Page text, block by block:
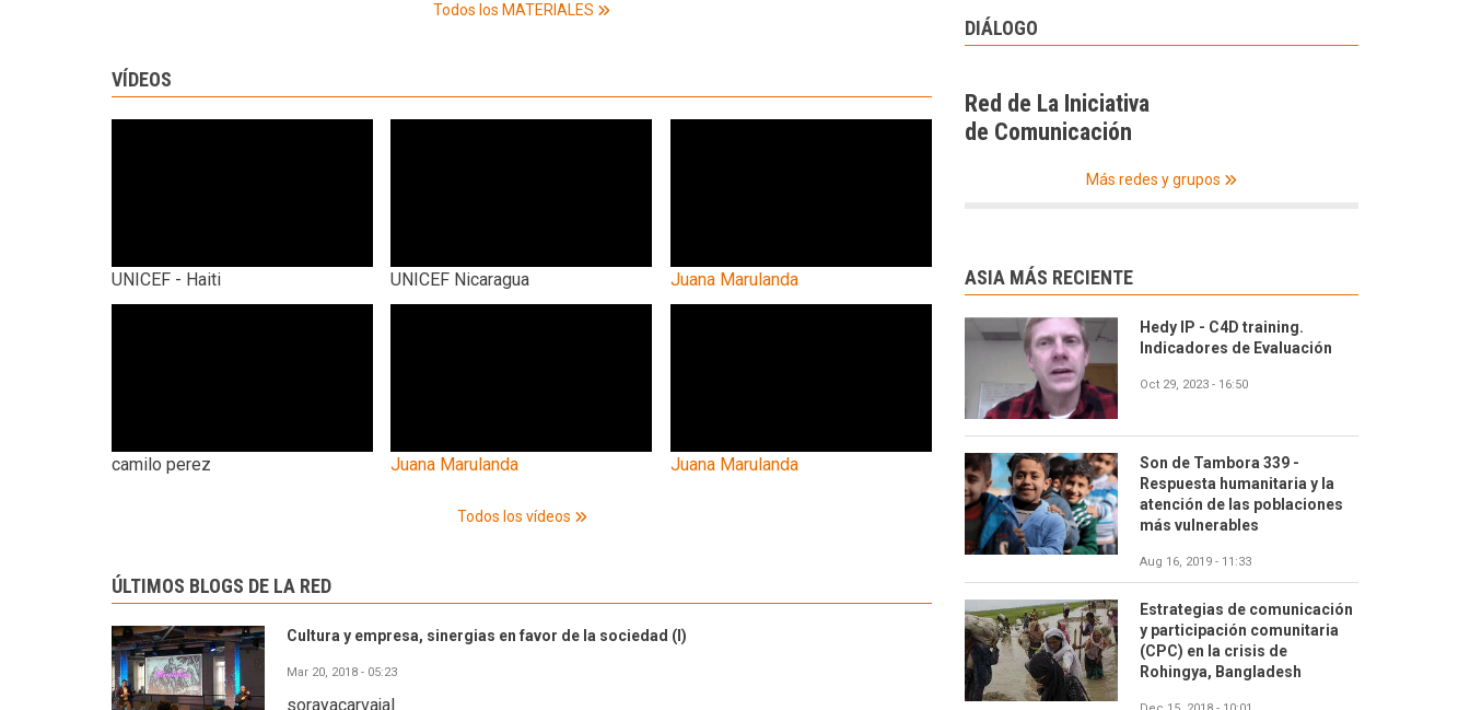
Todos los MATERIALES
VÍDEOS
UNICEF - Haiti
camilo perez
UNICEF Nicaragua
Juana Marulanda
Juana Marulanda
Juana Marulanda
Todos los vídeos
ÚLTIMOS BLOGS DE LA RED
Cultura y empresa, sinergias en favor de la sociedad (I)
Mar 20, 2018 - 05:23
sorayacarvajal
DIÁLOGO
Red de La Iniciativa
de Comunicación
Más redes y grupos
ASIA MÁS RECIENTE
Hedy IP - C4D training.
Indicadores de Evaluación
Oct 29, 2023 - 16:50
Son de Tambora 339 -
Respuesta humanitaria y la
atención de las poblaciones
más vulnerables
Aug 16, 2019 - 11:33
Estrategias de comunicación
y participación comunitaria
(CPC) en la crisis de
Rohingya, Bangladesh